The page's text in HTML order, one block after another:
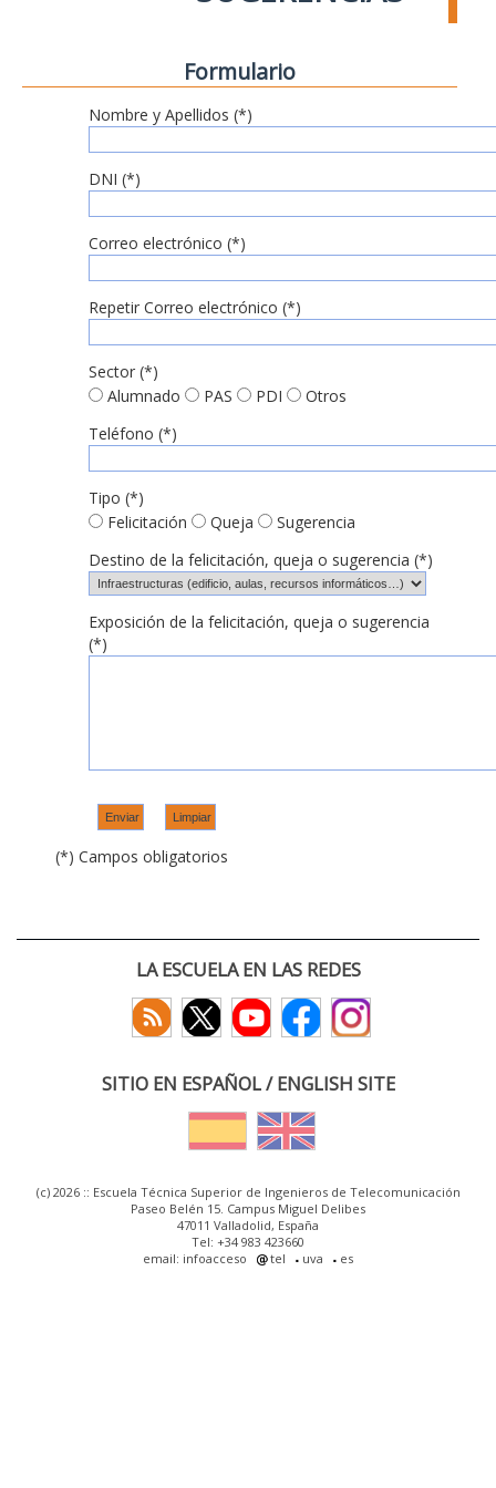
Formulario
Nombre y Apellidos (*)
DNI (*)
Correo electrónico (*)
Repetir Correo electrónico (*)
Sector (*)
Alumnado
PAS PDI
Otros
Teléfono (*)
Tipo (*)
Felicitación
Queja
Sugerencia
Destino de la felicitación, queja o sugerencia (*)
Exposición de la felicitación, queja o sugerencia
(*)
(*) Campos obligatorios
LA ESCUELA EN LAS REDES
SITIO EN ESPAÑOL / ENGLISH SITE
(c) 2026 :: Escuela Técnica Superior de Ingenieros de Telecomunicación
Paseo Belén 15. Campus Miguel Delibes
47011 Valladolid, España
Tel: +34 983 423660
email: infoacceso
tel uva es